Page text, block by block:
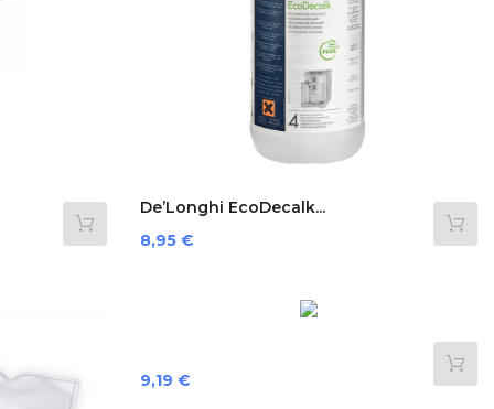
De’Longhi EcoDecalk...
Preis
8,95 €
Preis
9,19 €